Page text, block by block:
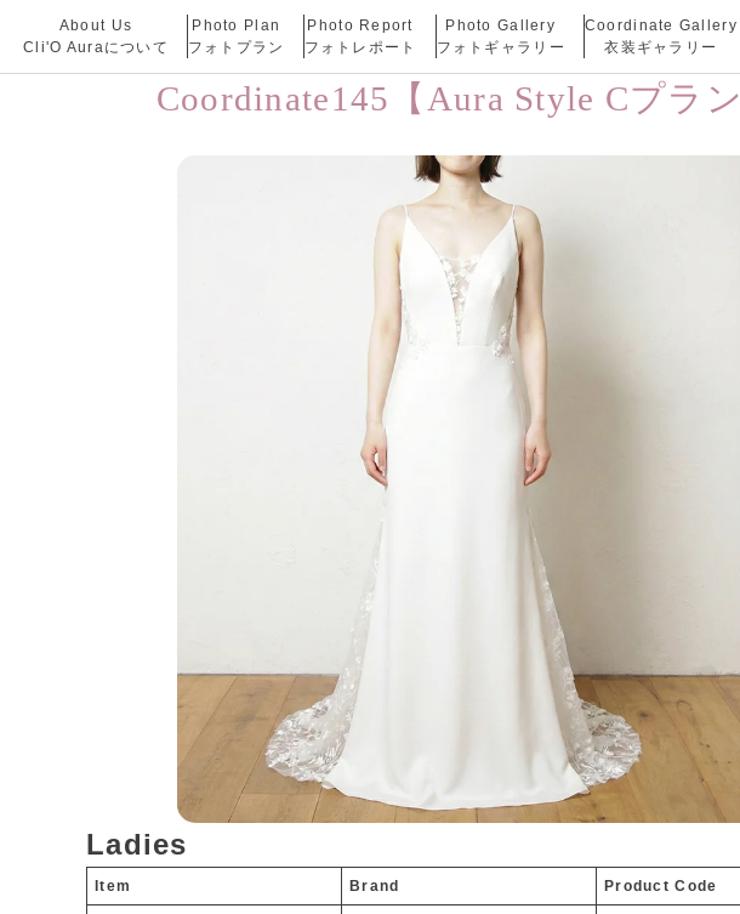
About Us
Cli'O Auraについて
Photo Plan
フォトプラン
Photo Report
フォトレポート
Photo Gallery
フォトギャラリー
Coordinate Gallery
衣装ギャラリー
Coordinate145【Aura Style Cプラ
Ladies
Item Brand Product Code